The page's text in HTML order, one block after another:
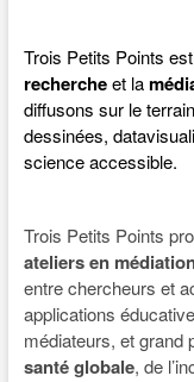
Trois Petits Points
rechercheet la
diffusons sur le
dessinées,
science accessible.
Trois Petits Points
ateliers en
entre chercheurs et
applications
médiateurs, et grand
santé globale, de